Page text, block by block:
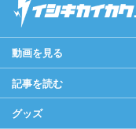
動画を見る
記事を読む
グッズ